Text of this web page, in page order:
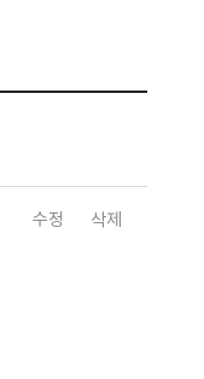
수정 삭제